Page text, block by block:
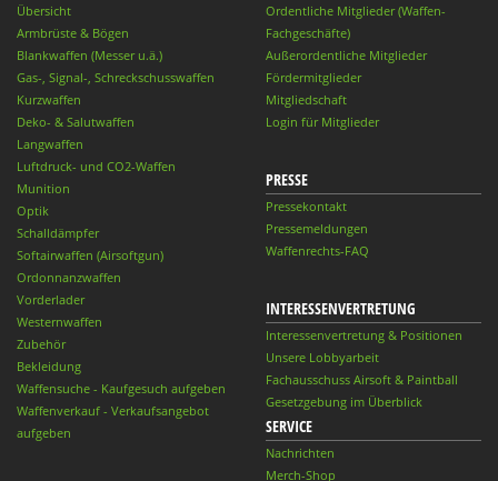
Übersicht
Armbrüste & Bögen
Blankwaffen (Messer u.ä.)
Gas-, Signal-, Schreckschusswaffen
Kurzwaffen
Deko- & Salutwaffen
Langwaffen
Luftdruck- und CO2-Waffen
Munition
Optik
Schalldämpfer
Softairwaffen (Airsoftgun)
Ordonnanzwaffen
Vorderlader
Westernwaffen
Zubehör
Bekleidung
Waffensuche - Kaufgesuch aufgeben
Waffenverkauf - Verkaufsangebot
aufgeben
Ordentliche Mitglieder (Waffen-
Fachgeschäfte)
Außerordentliche Mitglieder
Fördermitglieder
Mitgliedschaft
Login für Mitglieder
PRESSE
Pressekontakt
Pressemeldungen
Waffenrechts-FAQ
INTERESSENVERTRETUNG
Interessenvertretung & Positionen
Unsere Lobbyarbeit
Fachausschuss Airsoft & Paintball
Gesetzgebung im Überblick
SERVICE
Nachrichten
Merch-Shop